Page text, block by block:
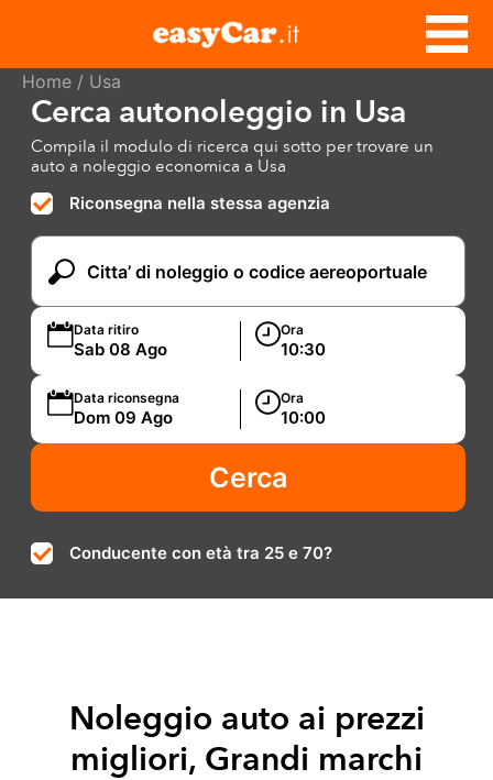
Home / Usa
Cerca autonoleggio in Usa
Compila il modulo di ricerca qui sotto per trovare un
auto a noleggio economica a Usa
Riconsegna nella stessa agenzia
Data ritiro Ora
Data riconsegna Ora
Conducente con età tra 25 e 70?
Noleggio auto ai prezzi
migliori, Grandi marchi